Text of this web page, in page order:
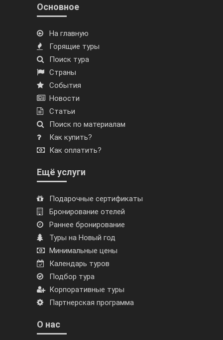
Основное
На главную
Горящие туры
Поиск тура
Страны
События
Новости
Статьи
Поиск по материалам
Как купить?
Как оплатить?
Ещё услуги
Подарочные сертификаты
Бронирование отелей
Раннее бронирование
Туры на Новый год
Минимальные цены
Календарь туров
Подбор тура
Корпоративные туры
Партнерская программа
О нас